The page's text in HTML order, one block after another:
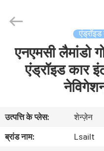
घर
वीडियो
Electron
Co.,Ltd.
एनएमसी लैमांडो
एंड्रॉइड कार
उत्पत्ति के प्लेस:
शेन्ज़ेन
ब्रांड नाम:
Lsailt